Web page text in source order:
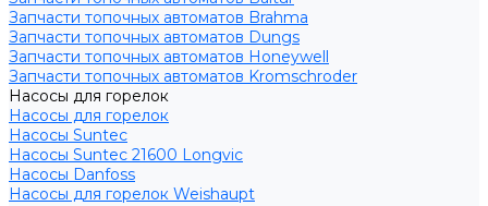
Запчасти топочных автоматов Brahma
Запчасти топочных автоматов Dungs
Запчасти топочных автоматов Honeywell
Запчасти топочных автоматов Kromschroder
Насосы для горелок
Насосы для горелок
Насосы Suntec
Насосы Suntec 21600 Longvic
Насосы Danfoss
Насосы для горелок Weishaupt